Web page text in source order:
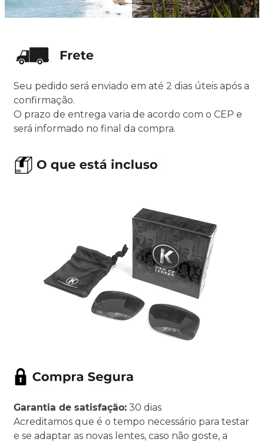
Seu pedido será enviado em até 2 dias úteis após a
confirmação.
O prazo de entrega varia de acordo com o CEP e
será informado no final da compra.
Garantia de satisfação: 30 dias
Acreditamos que é o tempo necessário para testar
e se adaptar as novas lentes, caso não goste, a